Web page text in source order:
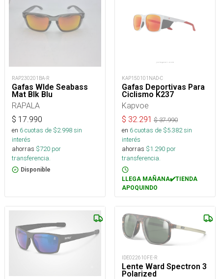
RAP230201BA-R
Gafas Wlde Seabass
Mat Blk Blu
RAPALA
$ 17.990
en 6cuotas de $2.998sin
interés
ahorras $720 por
transferencia.
Disponible
KAP150101NAD-C
Gafas Deportivas Para
Ciclismo K237
Kapvoe
$ 32.291 $37.990
en 6cuotas de $5.382sin
interés
ahorras $1.290 por
transferencia.
LLEGA MAÑANA✔️TIENDA
APOQUINDO
IDE022610FE-R
Lente Ward Spectron 3
Polarized